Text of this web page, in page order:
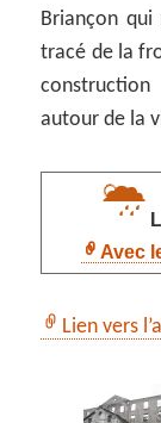
Briançon qui
tracé de la
autour de la
Avec
Lien vers